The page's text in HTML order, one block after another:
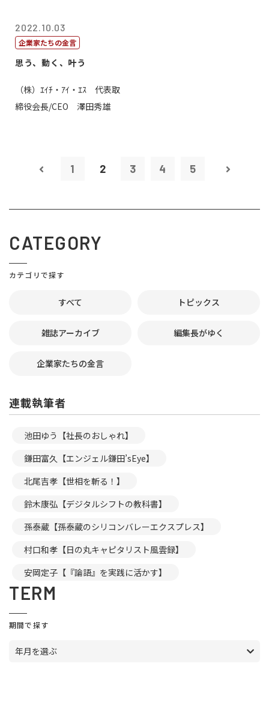
2022.10.03
企業家たちの金言
思う、動く、叶う
（株）ｴｲﾁ・ｱｲ・ｴｽ 代表取
締役会長/CEO 澤田秀雄
1 2 3 4 5
CATEGORY
カテゴリで探す
すべて トピックス
雑誌アーカイブ 編集長がゆく
企業家たちの金言
連載執筆者
池田ゆう【社長のおしゃれ】
鎌田富久【エンジェル鎌田’sEye】
北尾吉孝【世相を斬る！】
鈴木康弘【デジタルシフトの教科書】
孫泰蔵【孫泰蔵のシリコンバレーエクスプレス】
村口和孝【日の丸キャピタリスト風雲録】
安岡定子【『論語』を実践に活かす】
TERM
期間で探す
年月を選ぶ